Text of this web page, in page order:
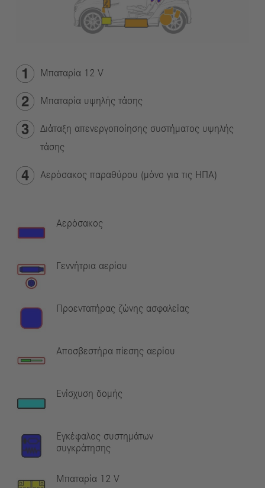
Μπαταρία 12 V
Μπαταρία υψηλής τάσης
Διάταξη απενεργοποίησης συστήματος υψηλής
τάσης
Αερόσακος παραθύρου (μόνο για τις ΗΠΑ)
Αερόσακος
Γεννήτρια αερίου
Προεντατήρας ζώνης ασφαλείας
Αποσβεστήρα πίεσης αερίου
Ενίσχυση δομής
Εγκέφαλος συστημάτων
συγκράτησης
Μπαταρία 12 V